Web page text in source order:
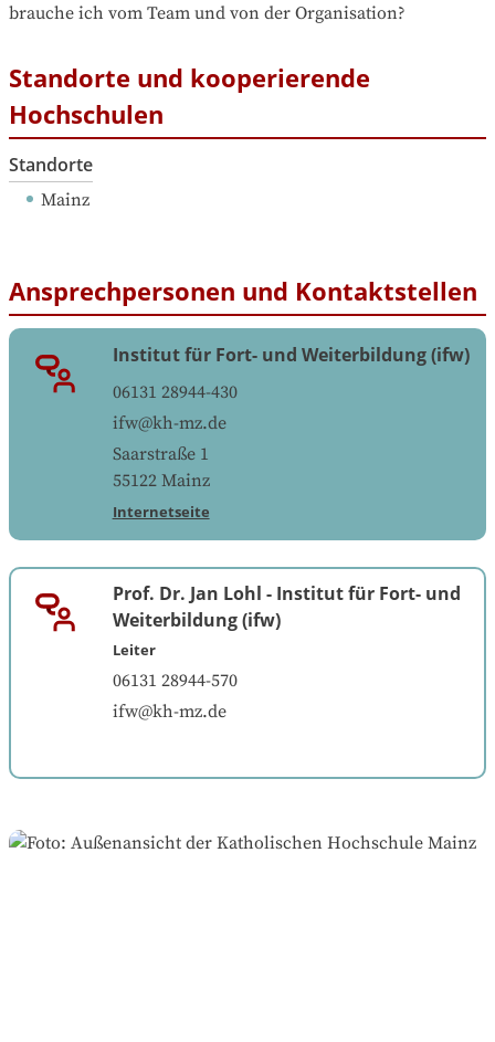
brauche ich vom Team und von der Organisation?
Standorte und kooperierende
Hochschulen
Standorte
Mainz
Ansprechpersonen und Kontaktstellen
Institut für Fort- und Weiterbildung (ifw)
06131 28944-430
ifw@kh-mz.de
Saarstraße 1
55122 Mainz
Internetseite
Prof. Dr. Jan Lohl - Institut für Fort- und
Weiterbildung (ifw)
Leiter
06131 28944-570
ifw@kh-mz.de